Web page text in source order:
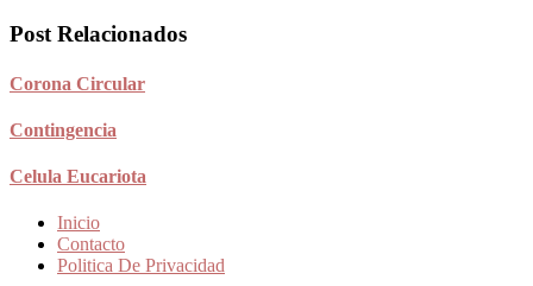
Post Relacionados
Corona Circular
Contingencia
Celula Eucariota
Inicio
Contacto
Politica De Privacidad